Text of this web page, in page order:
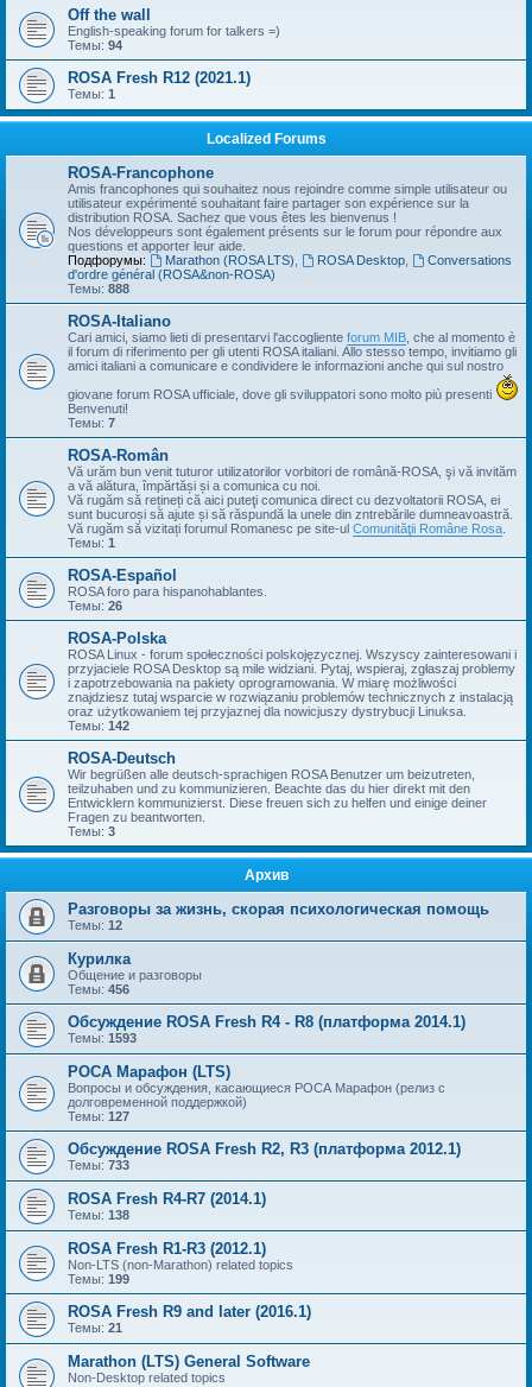
Off the wall
English-speaking forum for talkers =)
Темы: 94
ROSA Fresh R12 (2021.1)
Темы: 1
Localized Forums
ROSA-Francophone
Amis francophones qui souhaitez nous rejoindre comme simple utilisateur ou
utilisateur expérimenté souhaitant faire partager son expérience sur la
distribution ROSA. Sachez que vous êtes les bienvenus !
Nos développeurs sont également présents sur le forum pour répondre aux
questions et apporter leur aide.
Подфорумы:
Marathon (ROSA LTS) ROSA Desktop,
Conversations
d'ordre général (ROSA&non-ROSA)
Темы: 888
ROSA-Italiano
Cari amici, siamo lieti di presentarvi l'accogliente forum MIB , che al momento è
il forum di riferimento per gli utenti ROSA italiani. Allo stesso tempo, invitiamo gli
amici italiani a comunicare e condividere le informazioni anche qui sul nostro
giovane forum ROSA ufficiale, dove gli sviluppatori sono molto più presenti
Benvenuti!
Темы: 7
ROSA-Român
Vă urăm bun venit tuturor utilizatorilor vorbitori de română-ROSA, şi vă invităm
a vă alătura, împărtăși și a comunica cu noi.
Vă rugăm să rețineți că aici puteţi comunica direct cu dezvoltatorii ROSA, ei
sunt bucuroși să ajute și să răspundă la unele din zntrebările dumneavoastră.
Vă rugăm să vizitați forumul Romanesc pe site-ul Comunităţii Române Rosa
Темы: 1
ROSA-Español
ROSA foro para hispanohablantes.
Темы: 26
ROSA-Polska
ROSA Linux - forum społeczności polskojęzycznej. Wszyscy zainteresowani i
przyjaciele ROSA Desktop są mile widziani. Pytaj, wspieraj, zgłaszaj problemy
i zapotrzebowania na pakiety oprogramowania. W miarę możliwości
znajdziesz tutaj wsparcie w rozwiązaniu problemów technicznych z instalacją
oraz użytkowaniem tej przyjaznej dla nowicjuszy dystrybucji Linuksa.
Темы: 142
ROSA-Deutsch
Wir begrüßen alle deutsch-sprachigen ROSA Benutzer um beizutreten,
teilzuhaben und zu kommunizieren. Beachte das du hier direkt mit den
Entwicklern kommunizierst. Diese freuen sich zu helfen und einige deiner
Fragen zu beantworten.
Темы: 3
Архив
Разговоры за жизнь, скорая психологическая помощь
Темы: 12
Курилка
Общение и разговоры
Темы: 456
Обсуждение ROSA Fresh R4 - R8 (платформа 2014.1)
Темы: 1593
РОСА Марафон (LTS)
Вопросы и обсуждения, касающиеся РОСА Марафон (релиз с
долговременной поддержкой)
Темы: 127
Обсуждение ROSA Fresh R2, R3 (платформа 2012.1)
Темы: 733
ROSA Fresh R4-R7 (2014.1)
Темы: 138
ROSA Fresh R1-R3 (2012.1)
Non-LTS (non-Marathon) related topics
Темы: 199
ROSA Fresh R9 and later (2016.1)
Темы: 21
Marathon (LTS) General Software
Non-Desktop related topics